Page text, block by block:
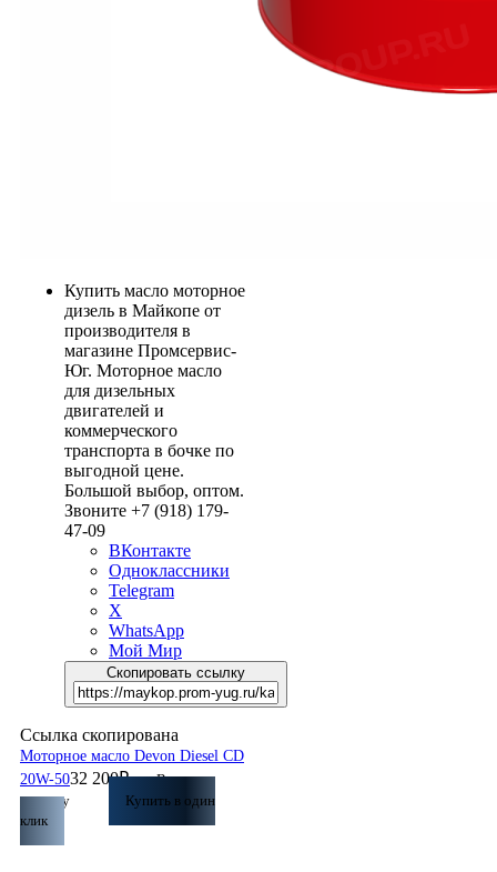
Купить масло моторное
дизель в Майкопе от
производителя в
магазине Промсервис-
Юг. Моторное масло
для дизельных
двигателей и
коммерческого
транспорта в бочке по
выгодной цене.
Большой выбор, оптом.
Звоните +7 (918) 179-
47-09
ВКонтакте
Одноклассники
Telegram
X
WhatsApp
Мой Мир
Скопировать ссылку
Ссылка скопирована
Моторное масло Devon Diesel CD
20W-5032 200₽
В
корзину
Купить в один
клик